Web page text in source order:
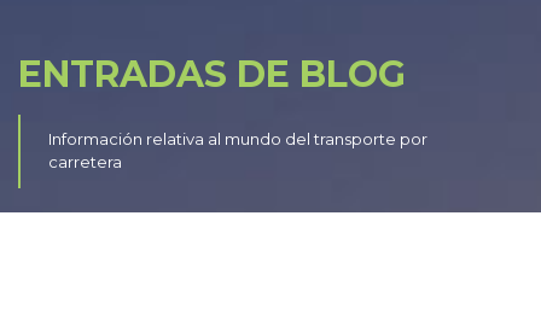
ENTRADAS DE BLOG
Información relativa al mundo del transporte por
carretera